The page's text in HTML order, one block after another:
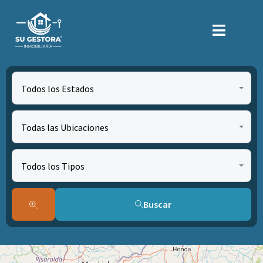
Todos los Estados
Todas las Ubicaciones
Todos los Tipos
Buscar